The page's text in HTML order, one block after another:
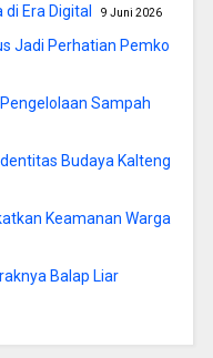
Era Digital 9 Juni 2026
Jadi Perhatian Pemko
Sampah
Budaya Kalteng
Keamanan Warga
Balap Liar